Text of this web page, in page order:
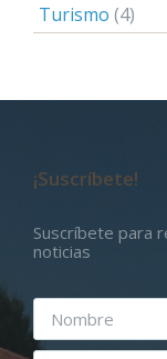
Turismo (4)
¡Suscríbete!
Suscríbete para
noticias